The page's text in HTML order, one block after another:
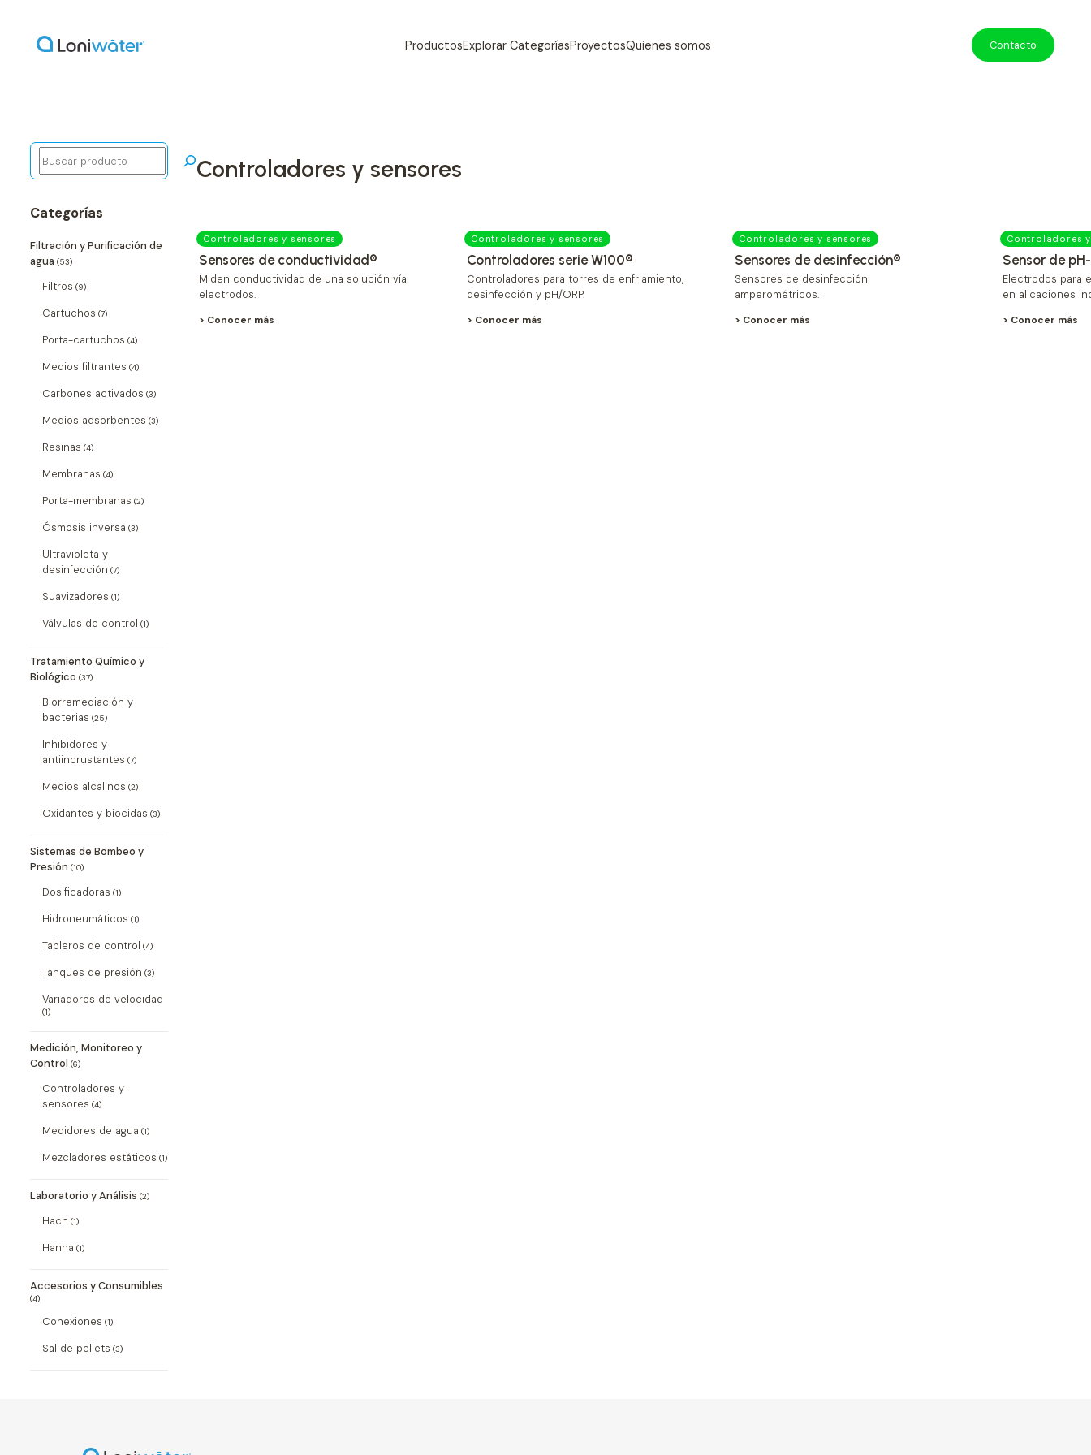
ProductosExplorar CategoríasProyectosQuienes somos Contacto
Buscar
Categorías
Filtración y Purificación de
agua (53)
Filtros (9)
Cartuchos (7)
Porta-cartuchos (4)
Medios filtrantes (4)
Carbones activados (3)
Medios adsorbentes (3)
Resinas (4)
Membranas (4)
Porta-membranas (2)
Ósmosis inversa (3)
Ultravioleta y
desinfección (7)
Suavizadores (1)
Válvulas de control (1)
Tratamiento Químico y
Biológico (37)
Biorremediación y
bacterias (25)
Inhibidores y
antiincrustantes (7)
Medios alcalinos (2)
Oxidantes y biocidas (3)
Sistemas de Bombeo y
Presión (10)
Dosificadoras (1)
Hidroneumáticos (1)
Tableros de control (4)
Tanques de presión (3)
Variadores de velocidad
(1)
Medición, Monitoreo y
Control (6)
Controladores y
sensores (4)
Medidores de agua (1)
Mezcladores estáticos (1)
Laboratorio y Análisis (2)
Hach (1)
Hanna (1)
Accesorios y Consumibles
(4)
Conexiones (1)
Sal de pellets (3)
controladores y sensores
Controladores y sensores
Sensores de conductividad®
Miden conductividad de una solución vía
electrodos.
> Conocer más
Controladores y sensores
Controladores serie W100®
Controladores para torres de enfriamiento,
desinfección y pH/ORP.
> Conocer más
Controladores y sensores
Sensores de desinfección®
Sensores de desinfección
amperométricos.
> Conocer más
Controladores
Sensor de
Electrodos para
en alicaciones
> Conocer más